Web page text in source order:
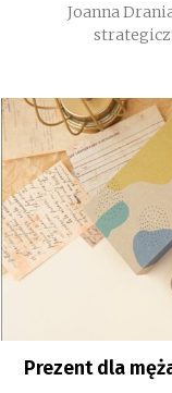
Joanna
Prezent dla